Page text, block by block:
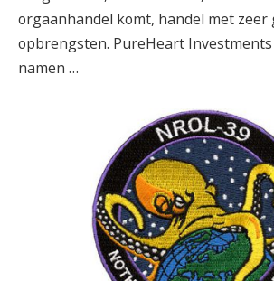
orgaanhandel komt, handel met zeer
opbrengsten. PureHeart Investments
namen …